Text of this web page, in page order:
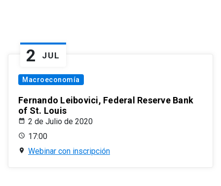
2 JUL
Macroeconomía
Fernando Leibovici, Federal Reserve Bank
of St. Louis
2 de Julio de 2020
17:00
Webinar con inscripción